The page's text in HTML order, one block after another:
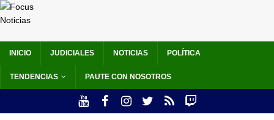
INICIO JUDICIALES NOTICIAS POLÍTICA
TENDENCIAS PAUTE CON NOSOTROS